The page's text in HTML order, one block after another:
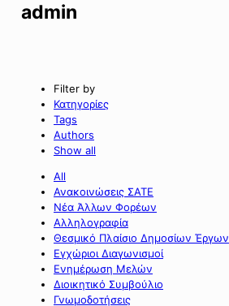
admin
Filter by
Κατηγορίες
Tags
Authors
Show all
All
Ανακοινώσεις ΣΑΤΕ
Νέα Άλλων Φορέων
Αλληλογραφία
Θεσμικό Πλαίσιο Δημοσίων Έργων
Εγχώριοι Διαγωνισμοί
Ενημέρωση Μελών
Διοικητικό Συμβούλιο
Γνωμοδοτήσεις